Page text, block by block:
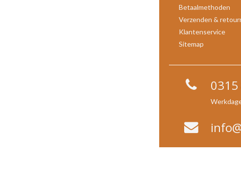
Betaalmethoden
Verzenden &
Klantenservice
Sitemap
0315